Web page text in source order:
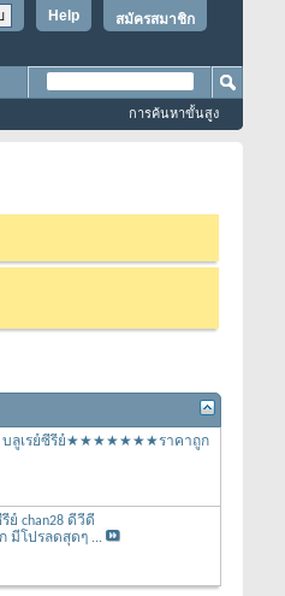
สมัครสมาชิก
Help
การค้นหาขั้นสูง
บลูเรย์ซีรีย์★★★★★★★ราคาถูก
ย์ chan28 ดีวีดี
โปรลดสุดๆ ...